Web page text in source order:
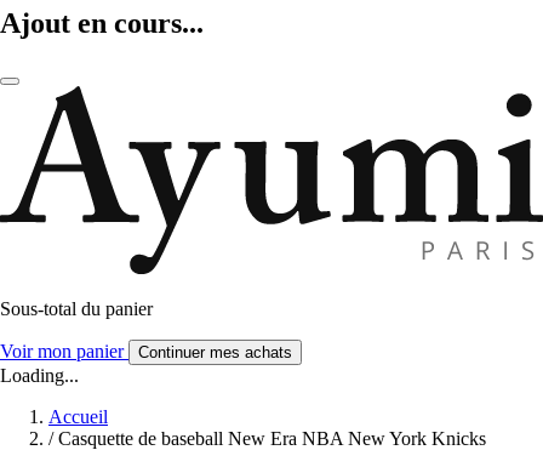
Ajout en cours...
Sous-total du panier
Voir mon panier Continuer mes achats
Loading...
Accueil
/ Casquette de baseball New Era NBA New York Knicks